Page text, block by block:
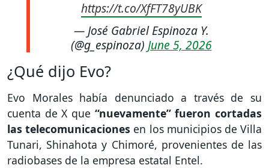
https://t.co/XfFT78yUBK
— José Gabriel Espinoza Y.
(@g_espinoza) June 5, 2026
¿Qué dijo Evo?
Evo Morales había denunciado a través de su
cuenta de X que “nuevamente” fueron cortadas
las telecomunicaciones en los municipios de Villa
Tunari, Shinahota y Chimoré, provenientes de las
radiobases de la empresa estatal Entel.